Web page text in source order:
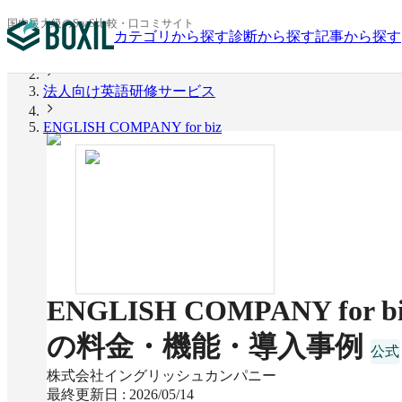
国内最大級のSaaS比較・口コミサイト
カテゴリから探す診断から探す記事から探す
法人向け英語研修サービス
ENGLISH COMPANY for biz
ENGLISH COMPANY for
の料金・機能・導入事例
株式会社イングリッシュカンパニー
最終更新日 : 2026/05/14